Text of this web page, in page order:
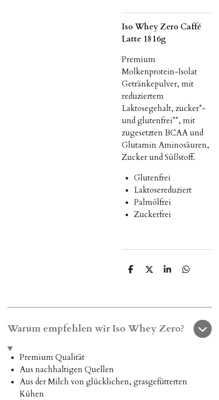
Iso Whey Zero Caffé
Latte 1816g
Premium
Molkenprotein-Isolat
Getränkepulver, mit
reduziertem
Laktosegehalt, zucker*-
und glutenfrei**, mit
zugesetzten BCAA und
Glutamin Aminosäuren,
Zucker und Süßstoff.
Glutenfrei
Laktosereduziert
Palmölfrei
Zuckerfrei
T
e
T
e
T
e
T
e
Warum empfehlen wir Iso Whey Zero?
Premium Qualität
Aus nachhaltigen Quellen
Aus der Milch von glücklichen, grasgefütterten
Kühen